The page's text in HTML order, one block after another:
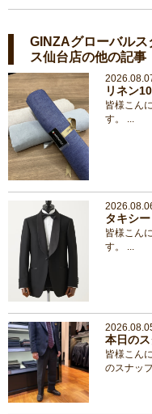
GINZAグローバルス
ス仙台店の他の記事
リネン
皆様こん
す。 ...
タキシ
皆様こん
す。 ...
本日のス
皆様こん
のスナッ